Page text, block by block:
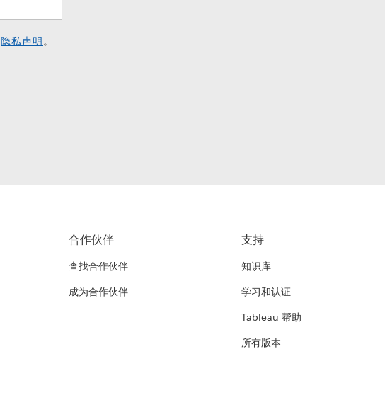
隐私声明。
合作伙伴
查找合作伙伴
成为合作伙伴
支持
知识库
学习和认证
Tableau 帮助
所有版本